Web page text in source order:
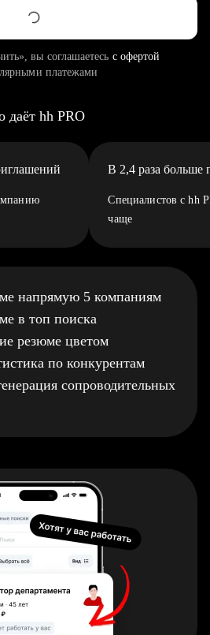
вы соглашаетесь с офертой
платежами
даёт hh PRO
В 2,4 раза больше
Специалистов с hh
чаще
напрямую 5 компаниям
в топ поиска
резюме цветом
по конкурентам
сопроводительных